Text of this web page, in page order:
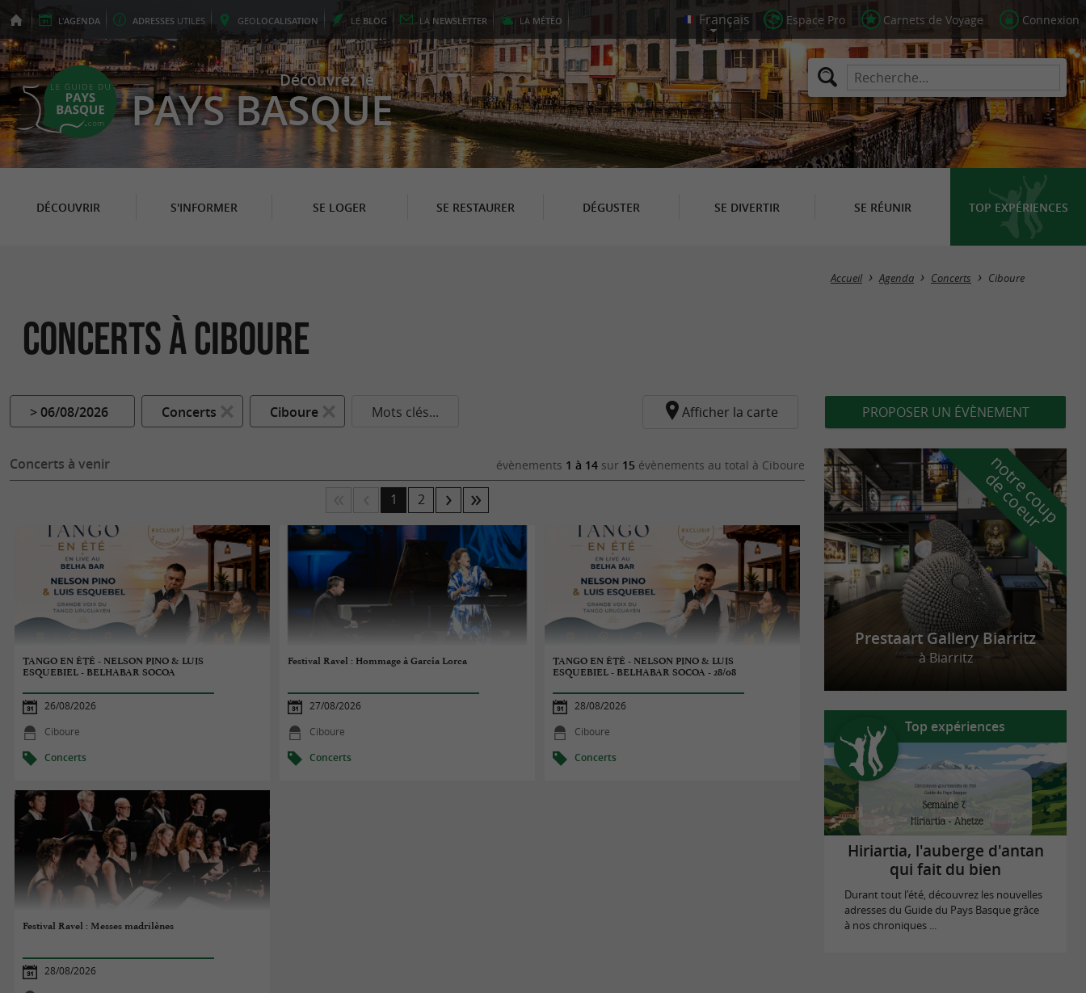
L'AGENDA ADRESSES UTILES GEOLOCALISATION LE BLOG LA NEWSLETTER LA MÉTÉO Espace Pro Carnets de Voyage Connexion
Découvrez le
PAYS BASQUE
DÉCOUVRIR S'INFORMER SE LOGER SE RESTAURER DÉGUSTER SE DIVERTIR SE RÉUNIR TOP EXPÉRIENCES
Masquer la carte
Accueil Agenda Concerts Ciboure
Concerts à Ciboure
> 06/08/2026 Concerts Ciboure Mots clés... Afficher la carte
Concerts à venir évènements 1 à 14 sur 15 évènements au total à Ciboure
1 2
TANGO EN ÉTÉ - NELSON PINO & LUIS
ESQUEBIEL - BELHABAR SOCOA
26/08/2026
Ciboure
Concerts
Festival Ravel : Hommage à García Lorca
27/08/2026
Ciboure
Concerts
TANGO EN ÉTÉ - NELSON PINO & LUIS
ESQUEBIEL - BELHABAR SOCOA - 28/08
28/08/2026
Ciboure
Concerts
Festival Ravel : Messes madrilènes
28/08/2026
PROPOSER UN ÉVÈNEMENT
n
o
t
r
e
c
o
u
p
d
e
c
o
e
u
r
Prestaart Gallery Biarritz
à Biarritz
Top expériences
Hiriartia, l'auberge d'antan
qui fait du bien
Durant tout l'été, découvrez les nouvelles
adresses du Guide du Pays Basque grâce
à nos chroniques ...